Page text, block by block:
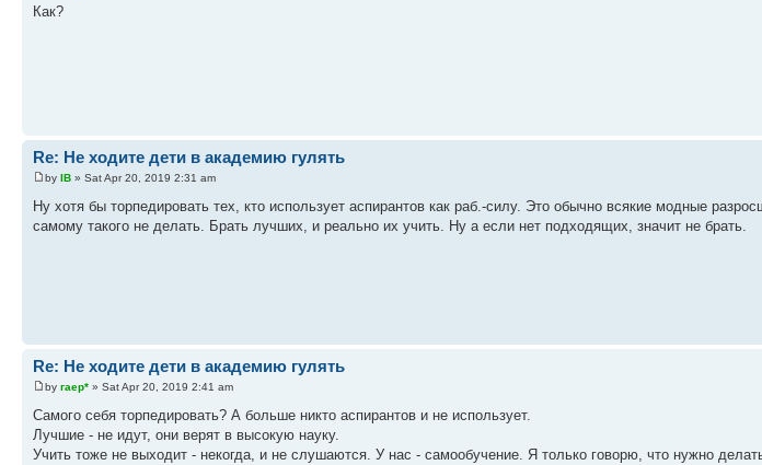
Как?
Re: Не ходите дети в академию гулять
by IB » Sat Apr 20, 2019 2:31 am
Ну хотя бы торпедировать тех, кто использует аспирантов как раб.-силу. Это обычно всякие модные
самому такого не делать. Брать лучших, и реально их учить. Ну а если нет подходящих, значит не брать.
Re: Не ходите дети в академию гулять
by гаер* » Sat Apr 20, 2019 2:41 am
Самого себя торпедировать? А больше никто аспирантов и не использует.
Лучшие - не идут, они верят в высокую науку.
Учить тоже не выходит - некогда, и не слушаются. У нас - самообучение. Я только говорю, что нужно